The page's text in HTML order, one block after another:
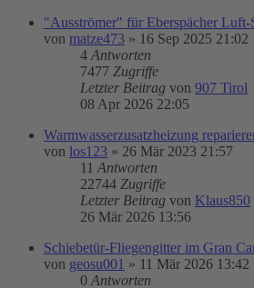
"Ausströmer" für Eberspächer Luft-
von matze473 » 16 Sep 2025 21:02
4 Antworten
7477 Zugriffe
Letzter Beitrag von 907 Tirol
08 Apr 2026 22:05
Warmwasserzusatzheizung
von los123 » 26 Mär 2023 21:57
11 Antworten
22744 Zugriffe
Letzter Beitrag von Klaus850
26 Mär 2026 13:56
Schiebetür-Fliegengitter im Gran
von geosu001 » 11 Mär 2026 13:42
0 Antworten